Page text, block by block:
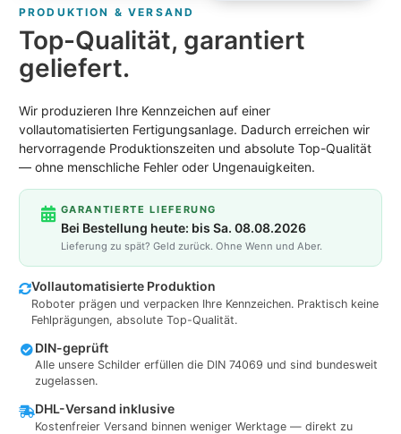
PRODUKTION & VERSAND
Top-Qualität, garantiert
geliefert.
Wir produzieren Ihre Kennzeichen auf einer
vollautomatisierten Fertigungsanlage. Dadurch erreichen wir
hervorragende Produktionszeiten und absolute Top-Qualität
— ohne menschliche Fehler oder Ungenauigkeiten.
GARANTIERTE LIEFERUNG
Bei Bestellung heute: bis Sa. 08.08.2026
Lieferung zu spät? Geld zurück. Ohne Wenn und Aber.
Vollautomatisierte Produktion
Roboter prägen und verpacken Ihre Kennzeichen. Praktisch keine
Fehlprägungen, absolute Top-Qualität.
DIN-geprüft
Alle unsere Schilder erfüllen die DIN 74069 und sind bundesweit
zugelassen.
DHL-Versand inklusive
Kostenfreier Versand binnen weniger Werktage — direkt zu